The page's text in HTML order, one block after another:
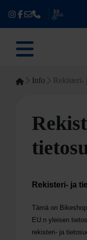
Info Rekisteri-
Rekisteri- ja
Tämä on
EU:n yleisen
rekisteri- ja